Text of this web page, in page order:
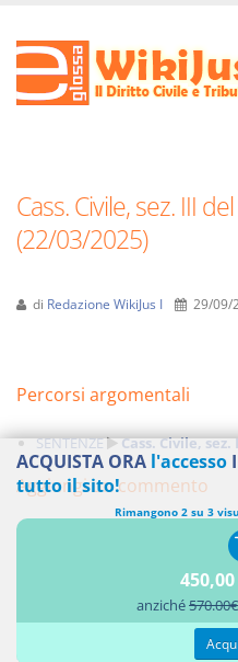
Cass. Civile, sez. III
(22/03/2025)
di Redazione WikiJus I 29/09/
Percorsi argomentali
SENTENZE Cass. Civile, sez.
Aggiungi un commento
Responsabilità del notaio: i
ACQUISTA ORA l'accesso
tutto il sito!
Rimangono 2 su 3
anziché570.00€